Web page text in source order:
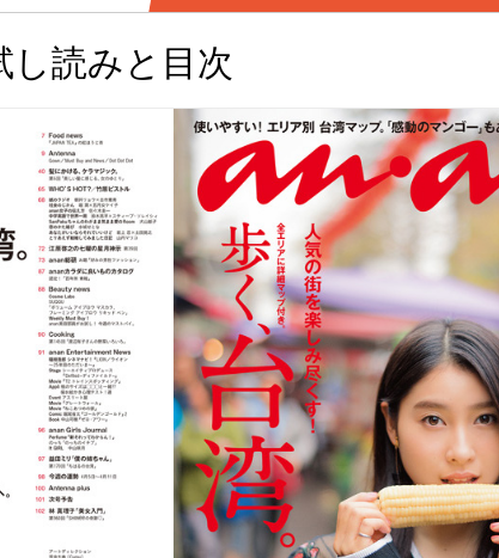
読みと目次